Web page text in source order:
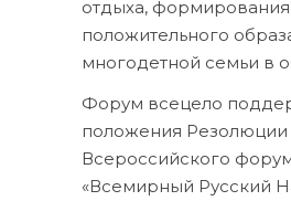
отдыха, формирования
положительного
многодетной семьи в
Форум всецело
положения Резолюции
Всероссийского
«Всемирный Русский